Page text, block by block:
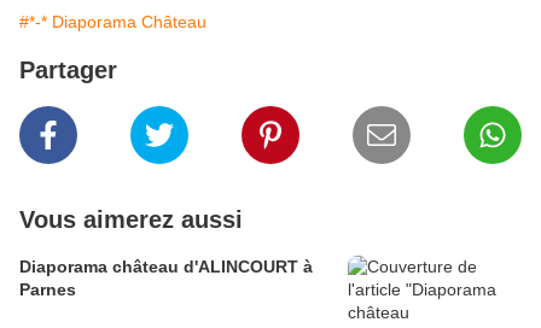
#*-* Diaporama Château
Partager
Vous aimerez aussi
Diaporama château d'ALINCOURT à
Parnes